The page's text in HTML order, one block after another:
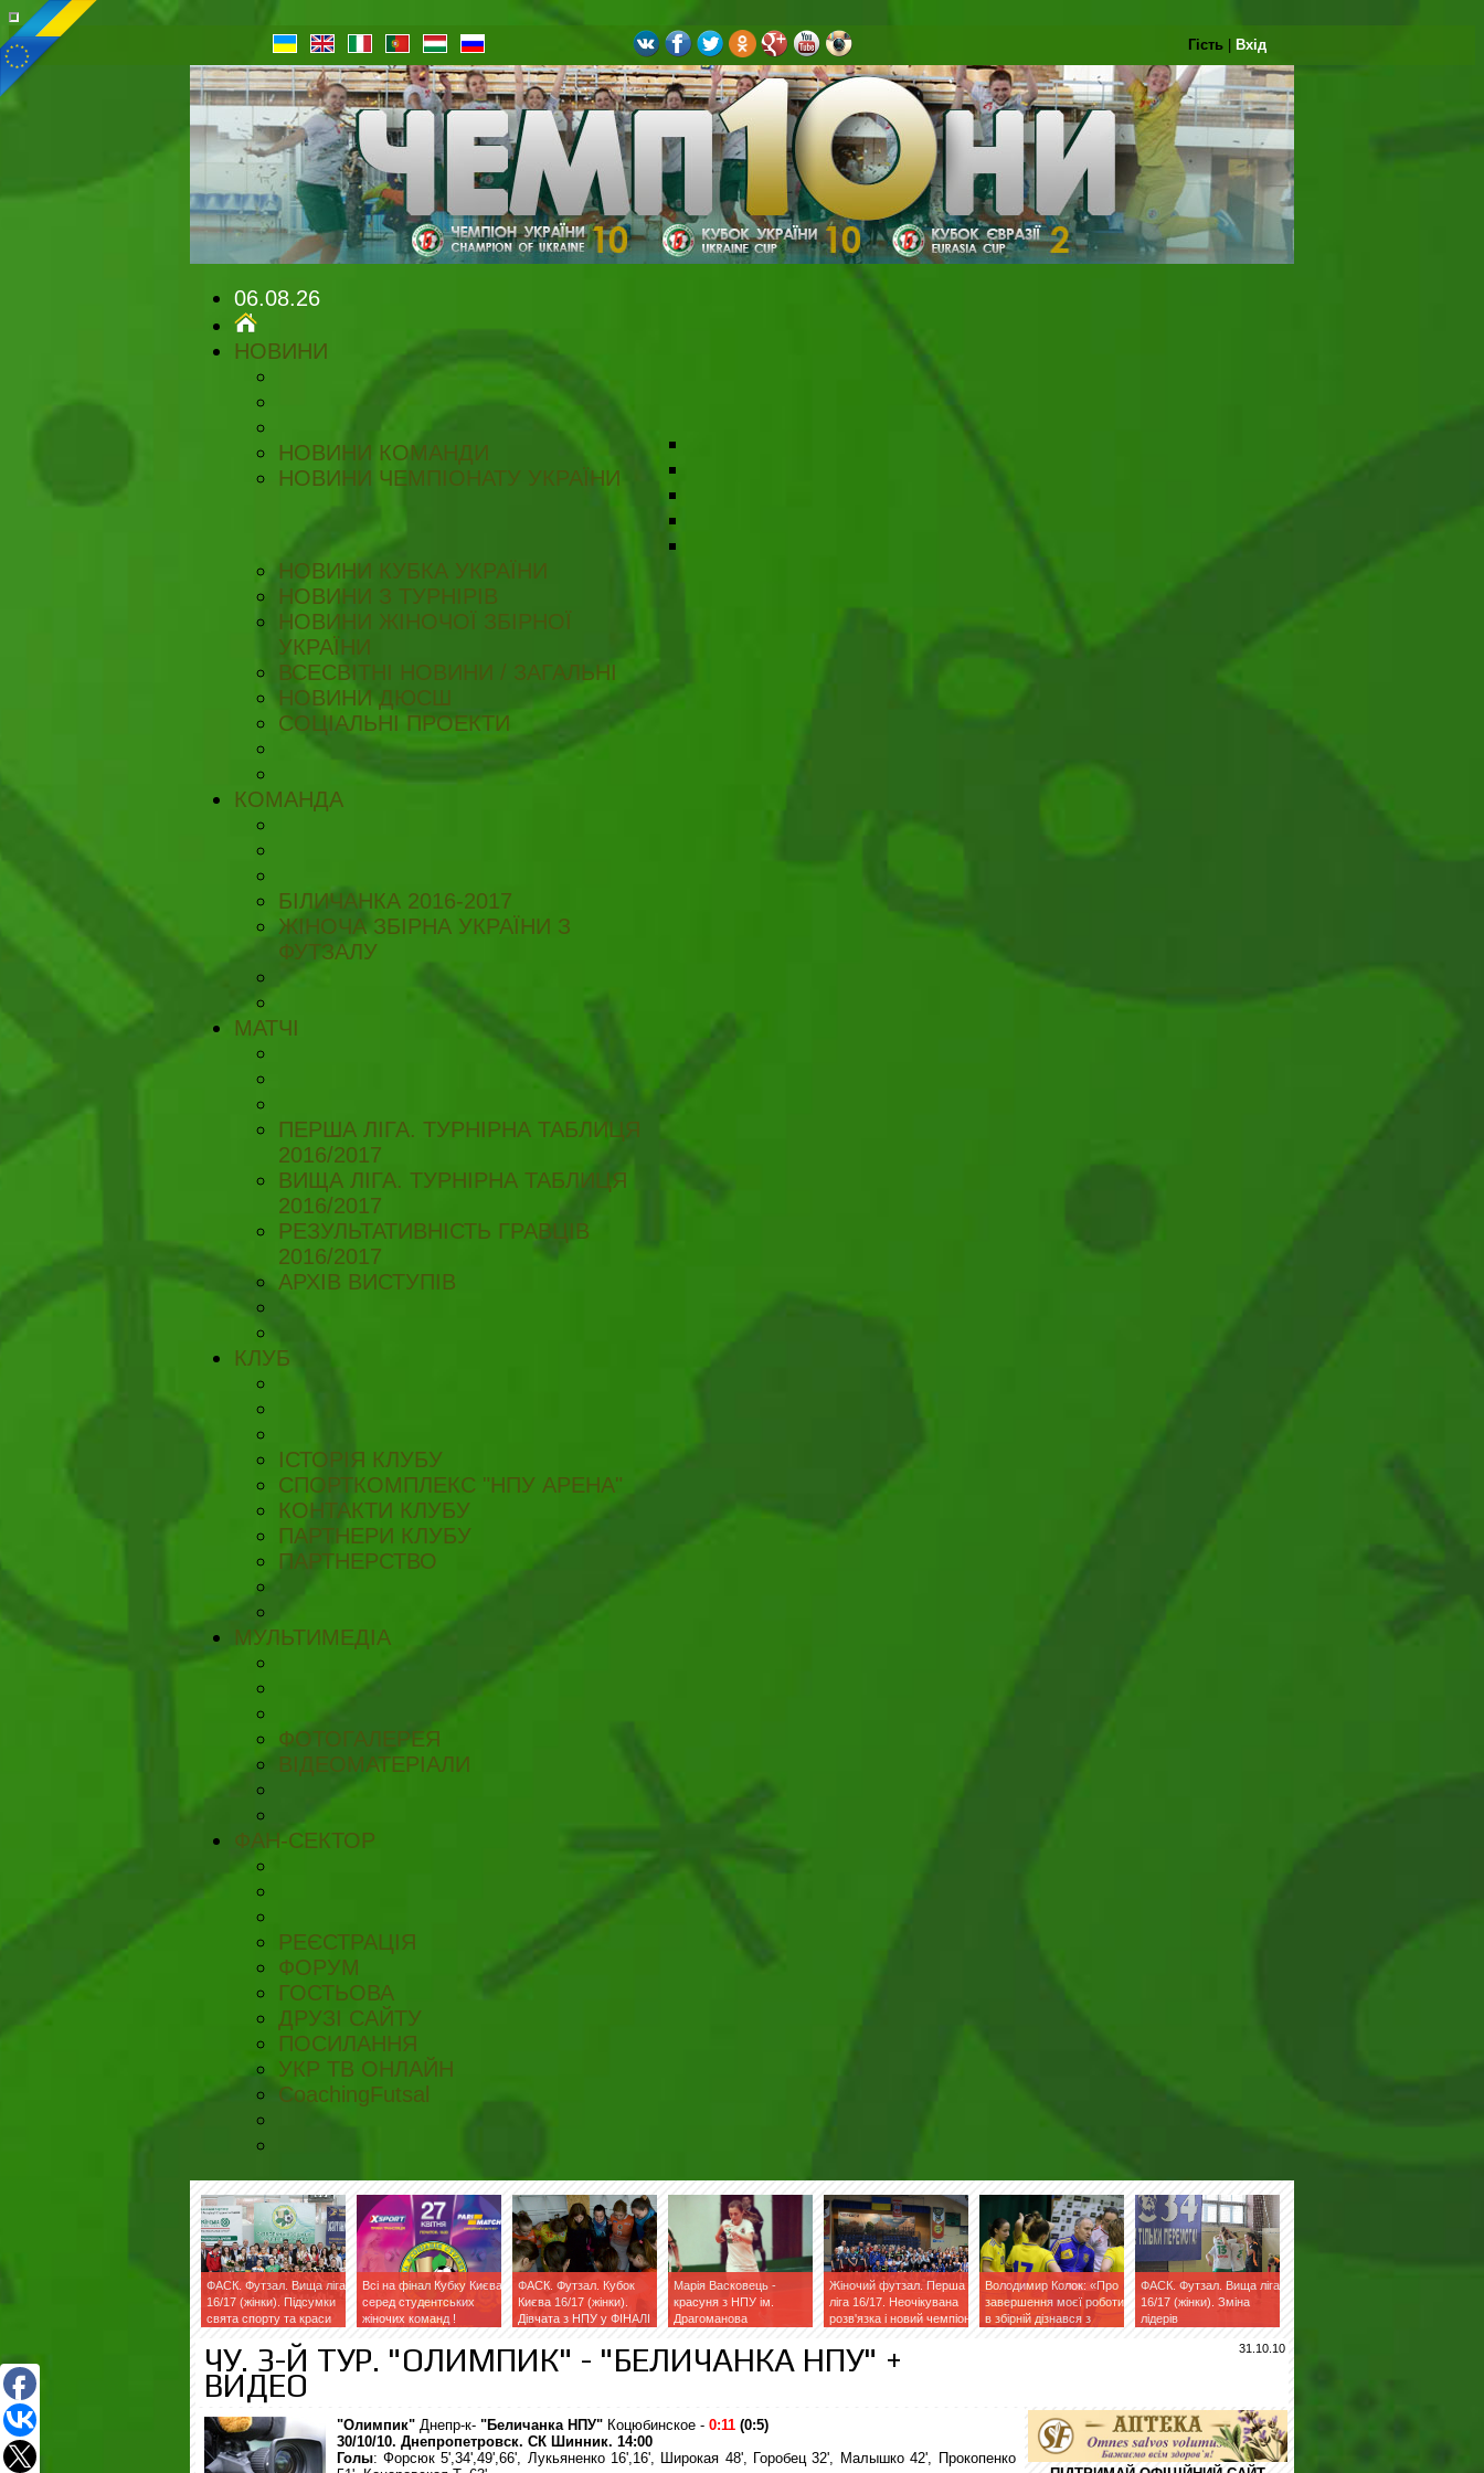
Гість Вхід
06.08.26
НОВИНИ
НОВИНИ КОМАНДИ
НОВИНИ ЧЕМПІОНАТУ УКРАЇНИ
НОВИНИ КУБКА УКРАЇНИ
НОВИНИ З ТУРНІРІВ
НОВИНИ ЖІНОЧОЇ ЗБІРНОЇ
УКРАЇНИ
ВСЕСВІТНІ НОВИНИ / ЗАГАЛЬНІ
НОВИНИ ДЮСШ
СОЦІАЛЬНІ ПРОЕКТИ
КОМАНДА
БІЛИЧАНКА 2016-2017
ЖІНОЧА ЗБІРНА УКРАЇНИ З
ФУТЗАЛУ
МАТЧІ
ПЕРША ЛІГА. ТУРНІРНА ТАБЛИЦЯ
2016/2017
ВИЩА ЛІГА. ТУРНІРНА ТАБЛИЦЯ
2016/2017
РЕЗУЛЬТАТИВНІСТЬ ГРАВЦІВ
2016/2017
АРХІВ ВИСТУПІВ
КЛУБ
ІСТОРІЯ КЛУБУ
СПОРТКОМПЛЕКС "НПУ АРЕНА"
КОНТАКТИ КЛУБУ
ПАРТНЕРИ КЛУБУ
ПАРТНЕРСТВО
МУЛЬТИМЕДІА
ФОТОГАЛЕРЕЯ
ВІДЕОМАТЕРІАЛИ
ФАН-СЕКТОР
РЕЄСТРАЦІЯ
ФОРУМ
ГОСТЬОВА
ДРУЗІ САЙТУ
ПОСИЛАННЯ
УКР ТВ ОНЛАЙН
CoachingFutsal
ФАСК. Футзал. Вища ліга
16/17 (жінки). Підсумки
свята спорту та краси
Всі на фінал Кубку Києва
серед студентських
жіночих команд !
ФАСК. Футзал. Кубок
Києва 16/17 (жінки).
Дівчата з НПУ у ФІНАЛІ
Марія Васковець -
красуня з НПУ ім.
Драгоманова
Жіночий футзал. Перша
ліга 16/17. Неочікувана
розв'язка і новий чемпіон
Володимир Колок: «Про
завершення моєї роботи
в збірній дізнався з
ФАСК. Футзал. Вища ліга
16/17 (жінки). Зміна
лідерів
31.10.10
ЧУ. 3-Й ТУР. "ОЛИМПИК" - "БЕЛИЧАНКА НПУ" +
ВИДЕО
"Олимпик" Днепр-к- "Беличанка НПУ" Коцюбинское - 0:11 (0:5)
30/10/10. Днепропетровск. СК Шинник. 14:00
Голы: Форсюк 5',34',49',66', Лукьяненко 16',16', Широкая 48', Горобец 32', Малышко 42', Прокопенко